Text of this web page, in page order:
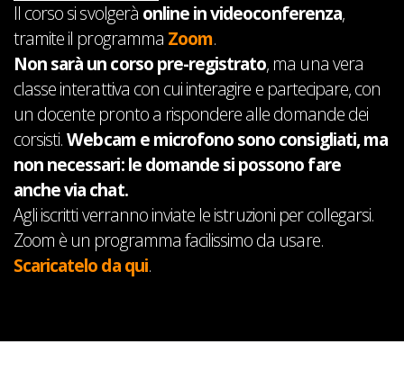
Il corso si svolgerà online in videoconferenza,
tramite il programma Zoom.
Non sarà un corso pre-registrato, ma una vera
classe interattiva con cui interagire e partecipare, con
un docente pronto a rispondere alle domande dei
corsisti.Webcam e microfono sono consigliati, ma
non necessari: le domande si possono fare
anche via chat.
Agli iscritti verranno inviate le istruzioni per collegarsi.
Zoom è un programma facilissimo da usare.
Scaricatelo da qui.